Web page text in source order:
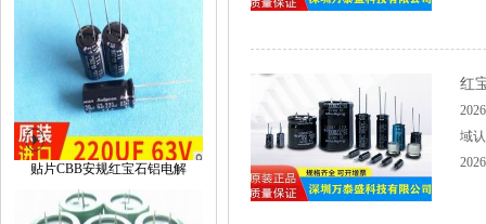
贴片CBB安规红宝石铝电解
红
域